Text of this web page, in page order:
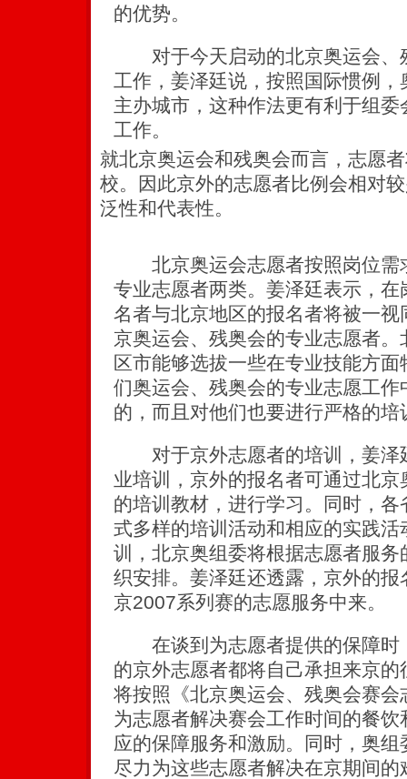
的优势。
对于今天启动的北京奥运会、
工作，姜泽廷说，按照国际惯例
主办城市，这种作法更有利于组
工作。
就北京奥运会和残奥会而言，志愿
校。因此京外的志愿者比例会相对
泛性和代表性。
北京奥运会志愿者按照岗位需
专业志愿者两类。姜泽廷表示，
名者与北京地区的报名者将被一
京奥运会、残奥会的专业志愿者
区市能够选拔一些在专业技能方
们奥运会、残奥会的专业志愿工作
的，而且对他们也要进行严格的培
对于京外志愿者的培训，姜泽
业培训，京外的报名者可通过北
的培训教材，进行学习。同时，
式多样的培训活动和相应的实践
训，北京奥组委将根据志愿者服
织安排。姜泽廷还透露，京外的
京2007系列赛的志愿服务中来。
在谈到为志愿者提供的保障时
的京外志愿者都将自己承担来京
将按照《北京奥运会、残奥会赛
为志愿者解决赛会工作时间的餐
应的保障服务和激励。同时，奥
尽力为这些志愿者解决在京期间的